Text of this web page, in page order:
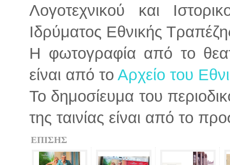
Λογοτεχνικού και
Ιδρύματος Εθνικής
Η φωτογραφία από το
είναι από το Αρχείο του
Το δημοσίευμα του
της ταινίας είναι από το
ΕΠΙΣΗΣ